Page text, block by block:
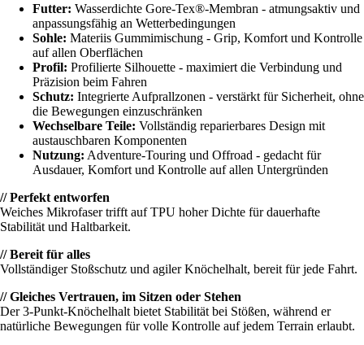
Futter: Wasserdichte Gore-Tex®-Membran - atmungsaktiv und
anpassungsfähig an Wetterbedingungen
Sohle: Materiis Gummimischung - Grip, Komfort und Kontrolle
auf allen Oberflächen
Profil: Profilierte Silhouette - maximiert die Verbindung und
Präzision beim Fahren
Schutz: Integrierte Aufprallzonen - verstärkt für Sicherheit, ohne
die Bewegungen einzuschränken
Wechselbare Teile: Vollständig reparierbares Design mit
austauschbaren Komponenten
Nutzung: Adventure-Touring und Offroad - gedacht für
Ausdauer, Komfort und Kontrolle auf allen Untergründen
// Perfekt entworfen
Weiches Mikrofaser trifft auf TPU hoher Dichte für dauerhafte
Stabilität und Haltbarkeit.
// Bereit für alles
Vollständiger Stoßschutz und agiler Knöchelhalt, bereit für jede Fahrt.
// Gleiches Vertrauen, im Sitzen oder Stehen
Der 3-Punkt-Knöchelhalt bietet Stabilität bei Stößen, während er
natürliche Bewegungen für volle Kontrolle auf jedem Terrain erlaubt.